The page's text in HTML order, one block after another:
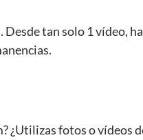
tan solo 1 vídeo,
¿Utilizas fotos o vídeos